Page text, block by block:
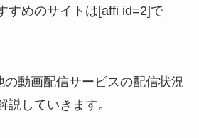
すめのサイトは[affi id=2]で
の動画配信サービスの配信状況
説していきます。